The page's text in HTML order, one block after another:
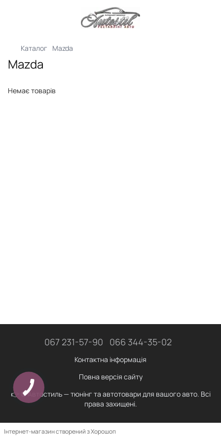
Каталог Mazda
Mazda
Немає товарів
067 231-57-90 066 344-35-02
Контактна інформація
Повна версія сайту
👉 © Автостиль — тюнінг та автотовари для вашого авто. Всі
права захищені.
Інтернет-магазин створений з Хорошоп